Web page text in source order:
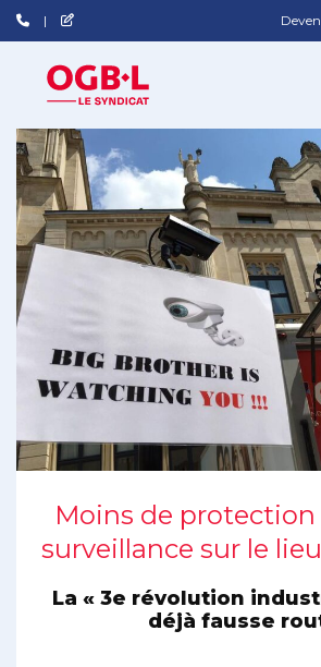
Moins de protection
surveillance sur le
La « 3e révolution
déjà fausse